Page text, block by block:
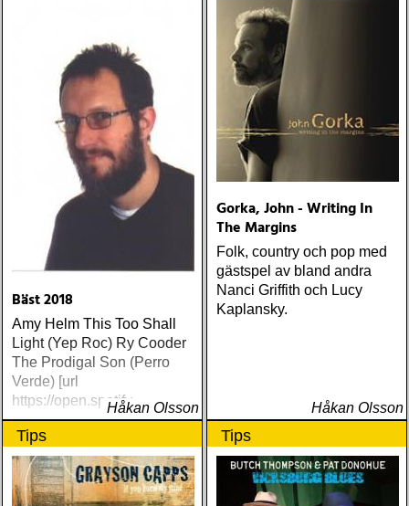
Bäst 2018
Amy Helm This Too Shall
Light (Yep Roc) Ry Cooder
The Prodigal Son (Perro
Verde) [url
https://open.spotifyHåkan Olsson
Gorka, John - Writing In
The Margins
Folk, country och pop med
gästspel av bland andra
Nanci Griffith och Lucy
Kaplansky.
Håkan Olsson
Tips Tips